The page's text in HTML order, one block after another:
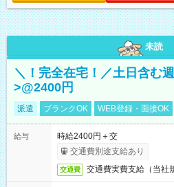
未読
＼！完全在宅！／土日含む
>@2400円
派遣 ブランクOK WEB登録・面接OK
給与
時給2400円＋交
交通費別途支給あり
交通費 交通費実費支給（当社